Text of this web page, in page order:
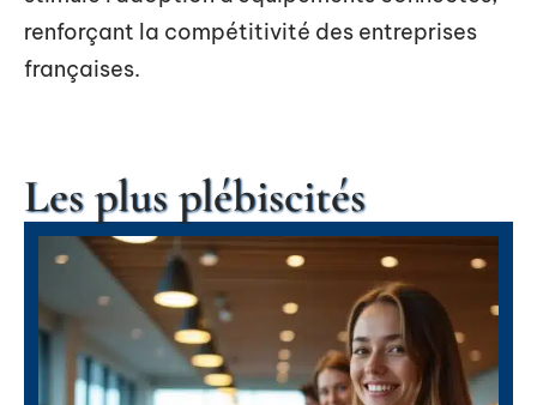
renforçant la compétitivité des entreprises
françaises.
Les plus plébiscités